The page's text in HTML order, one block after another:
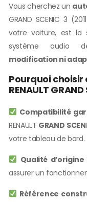
Vous cherchez un
GRAND SCENIC 3
votre voiture, est la
système audio
modification ni
Pourquoi
RENAULT GRAND
Compatibilité
RENAULT GRAND
votre tableau de bord.
Qualité d’origine
assurer un
Référence